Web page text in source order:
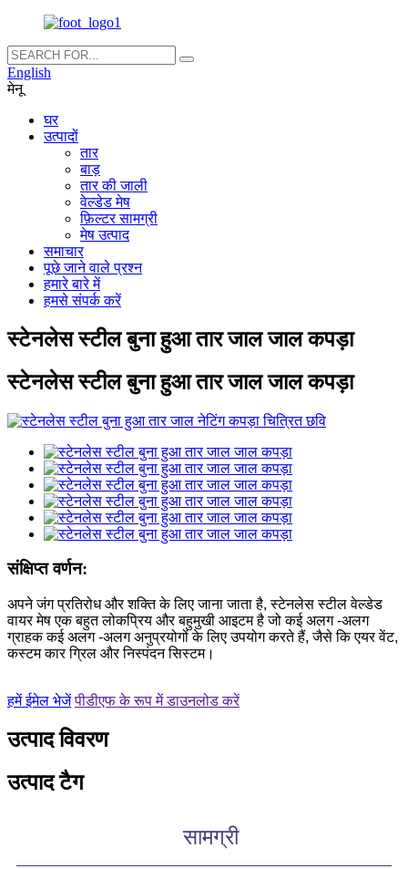
English
मेनू
घर
उत्पादों
तार
बाड़
तार की जाली
वेल्डेड मेष
फ़िल्टर सामग्री
मेष उत्पाद
समाचार
पूछे जाने वाले प्रश्न
हमारे बारे में
हमसे संपर्क करें
स्टेनलेस स्टील बुना हुआ तार जाल जाल कपड़ा
स्टेनलेस स्टील बुना हुआ तार जाल जाल कपड़ा
संक्षिप्त वर्णन:
अपने जंग प्रतिरोध और शक्ति के लिए जाना जाता है, स्टेनलेस स्टील वेल्डेड
वायर मेष एक बहुत लोकप्रिय और बहुमुखी आइटम है जो कई अलग -अलग
ग्राहक कई अलग -अलग अनुप्रयोगों के लिए उपयोग करते हैं, जैसे कि एयर वेंट,
कस्टम कार ग्रिल और निस्पंदन सिस्टम।
हमें ईमेल भेजें पीडीएफ के रूप में डाउनलोड करें
उत्पाद विवरण
उत्पाद टैग
सामग्री